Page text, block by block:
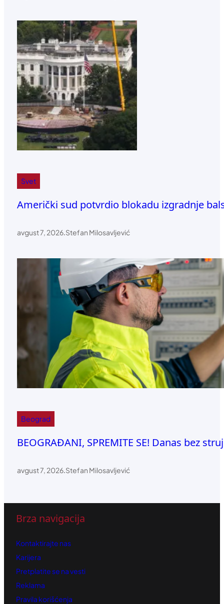
Svet
Američki sud potvrdio blokadu izgradnje
avgust 7, 2026.Stefan Milosavljević
Beograd
BEOGRAĐANI, SPREMITE SE! Danas bez
avgust 7, 2026.Stefan Milosavljević
Brza navigacija
Kontaktirajte nas
Karijera
Pretplatite se na vesti
Reklama
Pravila korišćenja